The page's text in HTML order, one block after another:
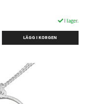
I lager.